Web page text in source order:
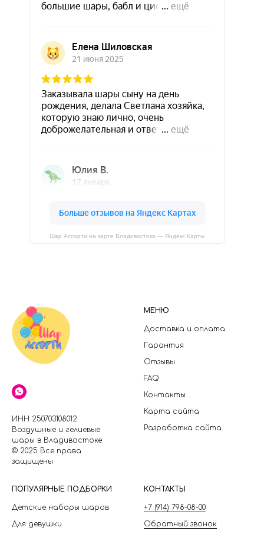
Шар Ассорти на карте Владивостока — Яндекс Карты
ИНН 250703108012
Воздушные и гелиевые
шары в Владивостоке
© 2025 Все права
защищены
МЕНЮ
Доставка и оплата
Гарантия
Отзывы
FAQ
Контакты
Карта сайта
Разработка сайта
ПОПУЛЯРНЫЕ ПОДБОРКИ
Детские наборы шаров
Для девушки
КОНТАКТЫ
+7 (914) 798-08-00
Обратный звонок